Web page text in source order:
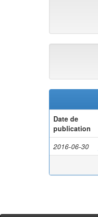
Date de
publication
2016-06-30